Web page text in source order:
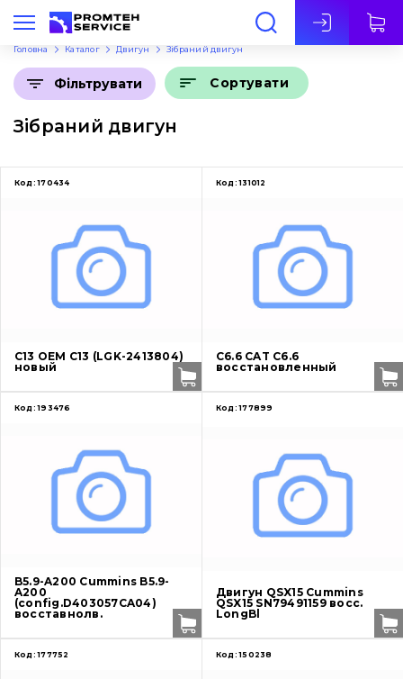
Укр
Головна Каталог Двигун Зібраний двигун
Зібраний двигун
Фільтрувати Сортувати
Код: 170434
C13 OEM C13 (LGK-2413804)
новый
Код: 131012
C6.6 CAT C6.6
восстановленный
Код: 193476
B5.9-A200 Cummins B5.9-
A200
(config.D403057CA04)
восставнолв.
Код: 177899
Двигун QSX15 Cummins
QSX15 SN79491159 восс.
LongBl
Код: 177752 Код: 150238